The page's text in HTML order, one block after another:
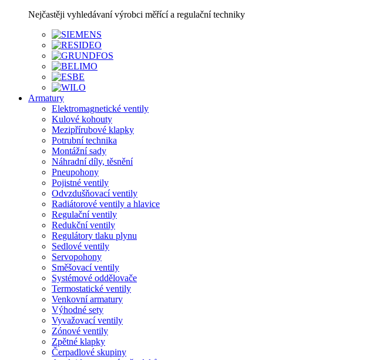
Nejčastěji vyhledávaní výrobci měřící a regulační techniky
Armatury
Elektromagnetické ventily
Kulové kohouty
Mezipřírubové klapky
Potrubní technika
Montážní sady
Náhradní díly, těsnění
Pneupohony
Pojistné ventily
Odvzdušňovací ventily
Radiátorové ventily a hlavice
Regulační ventily
Redukční ventily
Regulátory tlaku plynu
Sedlové ventily
Servopohony
Směšovací ventily
Systémové oddělovače
Termostatické ventily
Venkovní armatury
Výhodné sety
Vyvažovací ventily
Zónové ventily
Zpětné klapky
Čerpadlové skupiny